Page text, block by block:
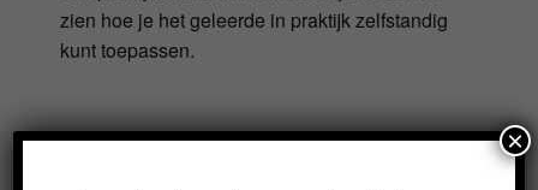
zien hoe je het geleerde in praktijk zelfstandig
kunt toepassen.
De module start op deze datum en heeft 4
×